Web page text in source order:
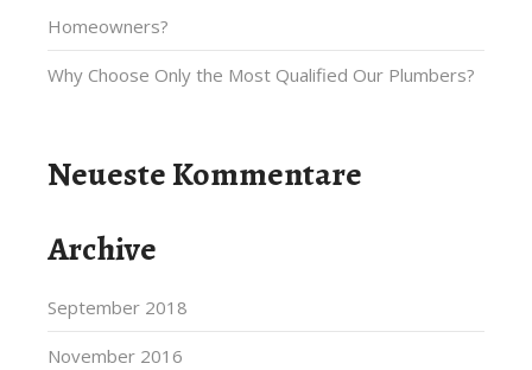
Homeowners?
Why Choose Only the Most Qualified Our Plumbers?
Neueste Kommentare
Archive
September 2018
November 2016